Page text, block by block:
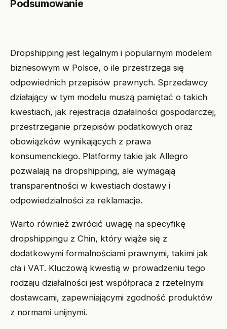
Podsumowanie
Dropshipping jest legalnym i popularnym modelem
biznesowym w Polsce, o ile przestrzega się
odpowiednich przepisów prawnych. Sprzedawcy
działający w tym modelu muszą pamiętać o takich
kwestiach, jak rejestracja działalności gospodarczej,
przestrzeganie przepisów podatkowych oraz
obowiązków wynikających z prawa
konsumenckiego. Platformy takie jak Allegro
pozwalają na dropshipping, ale wymagają
transparentności w kwestiach dostawy i
odpowiedzialności za reklamacje.
Warto również zwrócić uwagę na specyfikę
dropshippingu z Chin, który wiąże się z
dodatkowymi formalnościami prawnymi, takimi jak
cła i VAT. Kluczową kwestią w prowadzeniu tego
rodzaju działalności jest współpraca z rzetelnymi
dostawcami, zapewniającymi zgodność produktów
z normami unijnymi.